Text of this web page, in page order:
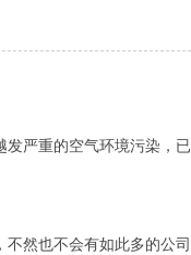
重的空气环境污染，
也不会有如此多的公